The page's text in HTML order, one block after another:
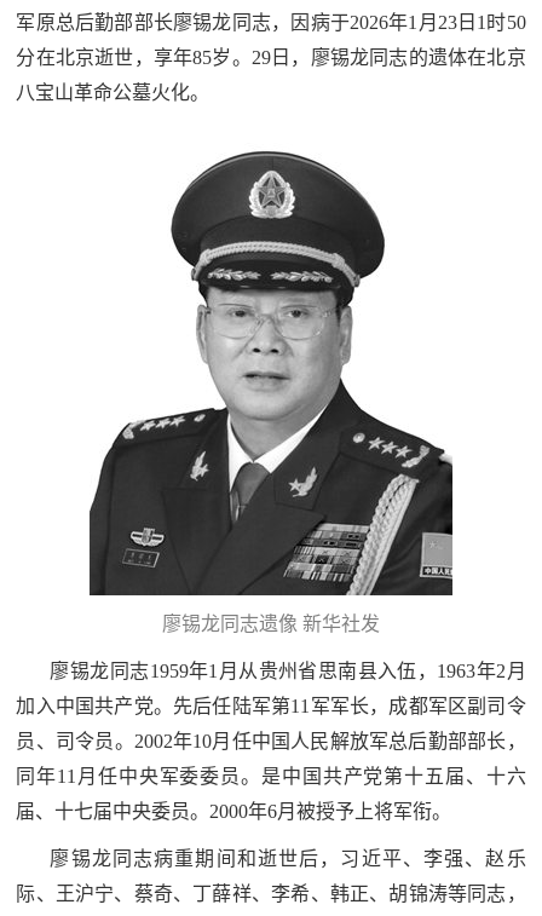
踪
国
防
规
国
防
法
规
国
识
防
知
防
全
民
国
防
子
弟
兵
子
弟
兵
国
军原总后勤部部长廖锡龙同志，因病于2026年1月23日1时50
分在北京逝世，享年85岁。29日，廖锡龙同志的遗体在北京
八宝山革命公墓火化。
廖锡龙同志遗像 新华社发
廖锡龙同志1959年1月从贵州省思南县入伍，1963年2月
加入中国共产党。先后任陆军第11军军长，成都军区副司令
员、司令员。2002年10月任中国人民解放军总后勤部部长，
同年11月任中央军委委员。是中国共产党第十五届、十六
届、十七届中央委员。2000年6月被授予上将军衔。
廖锡龙同志病重期间和逝世后，习近平、李强、赵乐
际、王沪宁、蔡奇、丁薛祥、李希、韩正、胡锦涛等同志，